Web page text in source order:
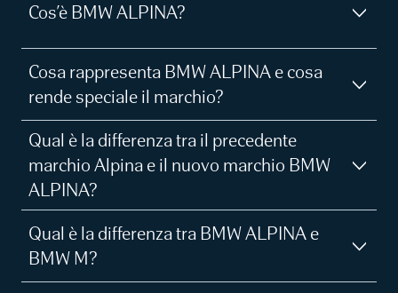
Cos’è BMW ALPINA?
Cosa rappresenta BMW ALPINA e cosa
rende speciale il marchio?
Qual è la differenza tra il precedente
marchio Alpina e il nuovo marchio BMW
ALPINA?
Qual è la differenza tra BMW ALPINA e
BMW M?